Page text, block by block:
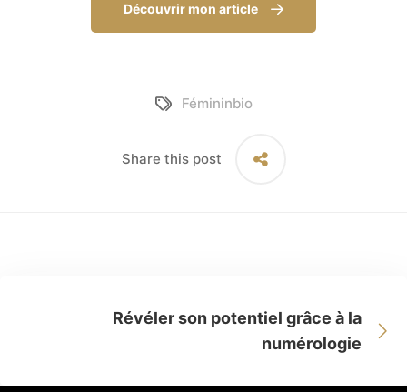
Découvrir mon article
Fémininbio
Share this post
Révéler son potentiel grâce à la
numérologie